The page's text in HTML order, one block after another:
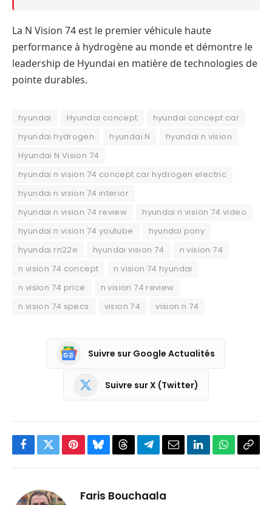
La N Vision 74 est le premier véhicule haute
performance à hydrogène au monde et démontre le
leadership de Hyundai en matière de technologies de
pointe durables.
hyundai Hyundai concept
hyundai concept car
hyundai hydrogen
hyundai N
hyundai n vision
Hyundai N Vision 74
hyundai n vision 74 concept car hydrogen electric
hyundai n vision 74 interior
hyundai n vision 74 review
hyundai n vision 74 video
hyundai n vision 74 youtube
hyundai pony
hyundai rn22e
hyundai vision 74
n vision 74
n vision 74 concept
n vision 74 hyundai
n vision 74 price
n vision 74 review
n vision 74 specs
vision 74 vision n 74
Suivre sur Google Actualités
Suivre sur X (Twitter)
Facebook
TwitterPinterestBlueskyThreadsPartager
Telegram
EmailLinkedInWhatsApp
Faris Bouchaala